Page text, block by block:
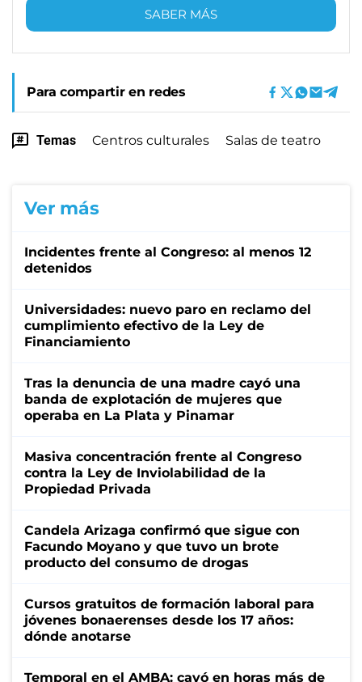
SABER MÁS
Para compartir en redes
Temas Centros culturales Salas de teatro
Ver más
Incidentes frente al Congreso: al menos 12
detenidos
Universidades: nuevo paro en reclamo del
cumplimiento efectivo de la Ley de
Financiamiento
Tras la denuncia de una madre cayó una
banda de explotación de mujeres que
operaba en La Plata y Pinamar
Masiva concentración frente al Congreso
contra la Ley de Inviolabilidad de la
Propiedad Privada
Candela Arizaga confirmó que sigue con
Facundo Moyano y que tuvo un brote
producto del consumo de drogas
Cursos gratuitos de formación laboral para
jóvenes bonaerenses desde los 17 años:
dónde anotarse
Temporal en el AMBA: cayó en horas más de